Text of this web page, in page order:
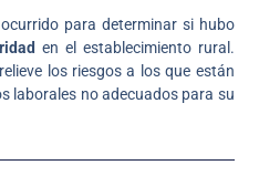
para determinar si hubo
en el establecimiento rural.
los riesgos a los que están
laborales no adecuados para su